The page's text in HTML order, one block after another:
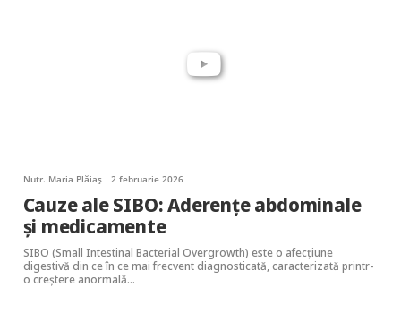
Nutr. Maria Plăiaș 2 februarie 2026
Cauze ale SIBO: Aderențe abdominale
și medicamente
SIBO (Small Intestinal Bacterial Overgrowth) este o afecțiune
digestivă din ce în ce mai frecvent diagnosticată, caracterizată printr-
o creștere anormală…